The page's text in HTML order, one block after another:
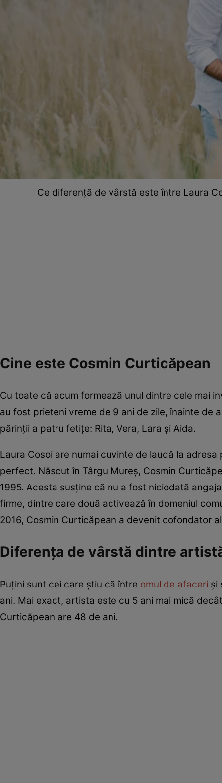
Ce diferență de vârstă este între Laura
Cine este Cosmin Curticăpean
Cu toate că acum formează unul dintre cele mai
au fost prieteni vreme de 9 ani de zile, înainte de
părinții a patru fetițe: Rita, Vera, Lara și Aida.
Laura Cosoi are numai cuvinte de laudă la
perfect. Născut în Târgu Mureș, Cosmin
1995. Acesta susține că nu a fost niciodată
firme, dintre care două activează în domeniul
2016, Cosmin Curticăpean a devenit cofondator
Diferența de vârstă dintre
Puțini sunt cei care știu că între omul de afaceri și
ani. Mai exact, artista este cu 5 ani mai mică
Curticăpean are 48 de ani.